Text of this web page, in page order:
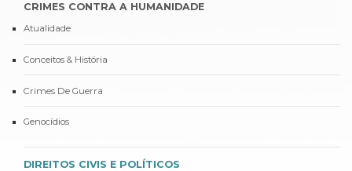
CRIMES CONTRA A HUMANIDADE
Atualidade
Conceitos & História
Crimes De Guerra
Genocídios
DIREITOS CIVIS E POLÍTICOS